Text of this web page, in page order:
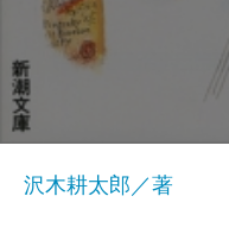
沢木耕太郎／著